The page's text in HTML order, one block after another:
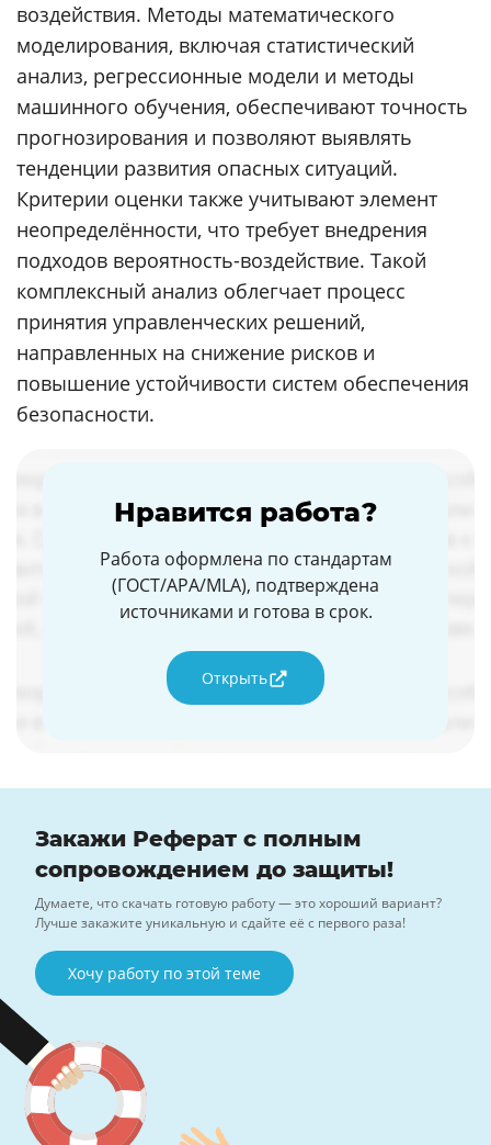
воздействия. Методы математического
моделирования, включая статистический
анализ, регрессионные модели и методы
машинного обучения, обеспечивают точность
прогнозирования и позволяют выявлять
тенденции развития опасных ситуаций.
Критерии оценки также учитывают элемент
неопределённости, что требует внедрения
подходов вероятность-воздействие. Такой
комплексный анализ облегчает процесс
принятия управленческих решений,
направленных на снижение рисков и
повышение устойчивости систем обеспечения
безопасности.
Нравится работа?
Работа оформлена по стандартам
(ГОСТ/APA/MLA), подтверждена
источниками и готова в срок.
Открыть
Закажи Реферат с полным
сопровождением до защиты!
Думаете, что скачать готовую работу — это хороший вариант?
Лучше закажите уникальную и сдайте её с первого раза!
Хочу работу по этой теме